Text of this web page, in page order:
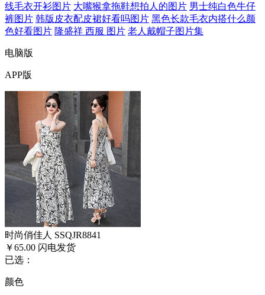
线毛衣开衫图片 大嘴猴拿拖鞋想拍人的图片 男士纯白色牛仔
裤图片 韩版皮衣配皮裙好看吗图片 黑色长款毛衣内搭什么颜
色好看图片 隆盛祥 西服 图片 老人戴帽子图片集
电脑版
APP版
时尚俏佳人 SSQJR8841
￥65.00 闪电发货
已选：
颜色